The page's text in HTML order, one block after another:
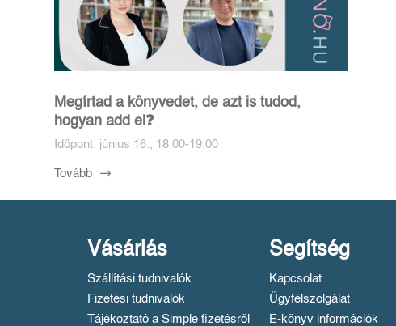
Megírtad a könyvedet, de azt is tudod,
hogyan add el❓️
Időpont: június 16., 18:00-19:00
Tovább
Vásárlás
Szállítási tudnivalók
Fizetési tudnivalók
Tájékoztató a Simple fizetésről
Segítség
Kapcsolat
Ügyfélszolgálat
E-könyv információk